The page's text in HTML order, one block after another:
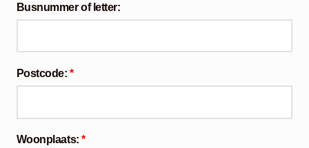
Busnummer of letter:
Postcode:*
Woonplaats:*